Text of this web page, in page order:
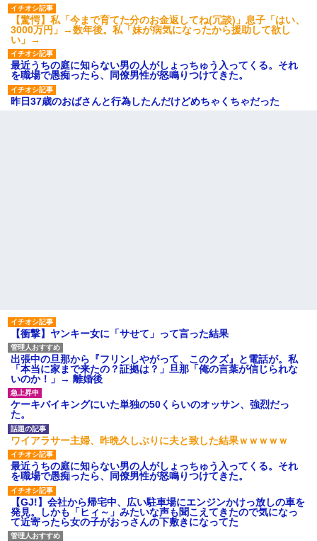
【驚愕】私「今まで育てた分のお金返してね(冗談)」息子「はい、
3000万円」→数年後。私「妹が病気になったから援助して欲し
い」→
最近うちの庭に知らない男の人がしょっちゅう入ってくる。それ
を職場で愚痴ったら、同僚男性が怒鳴りつけてきた。
昨日37歳のおばさんと行為したんだけどめちゃくちゃだった
【衝撃】ヤンキー女に「サせて」って言った結果
出張中の旦那から『フリンしやがって、このクズ』と電話が。私
「本当に家まで来たの？証拠は？」旦那「俺の言葉が信じられな
いのか！」→ 離婚後
ケーキバイキングにいた単独の50くらいのオッサン、強烈だっ
た。
ワイアラサー主婦、昨晩久しぶりに夫と致した結果ｗｗｗｗｗ
最近うちの庭に知らない男の人がしょっちゅう入ってくる。それ
を職場で愚痴ったら、同僚男性が怒鳴りつけてきた。
【GJ!】会社から帰宅中、広い駐車場にエンジンかけっ放しの車を
発見。しかも「ヒィ～」みたいな声も聞こえてきたので気になっ
て近寄ったら女の子がおっさんの下敷きになってた